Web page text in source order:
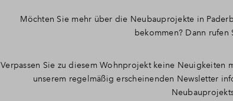
Möchten Sie mehr über die Neubauprojekte in
bekommen? Dann rufen
Verpassen Sie zu diesem Wohnprojekt keine Neuigkeiten
unserem regelmäßig erscheinenden Newsletter